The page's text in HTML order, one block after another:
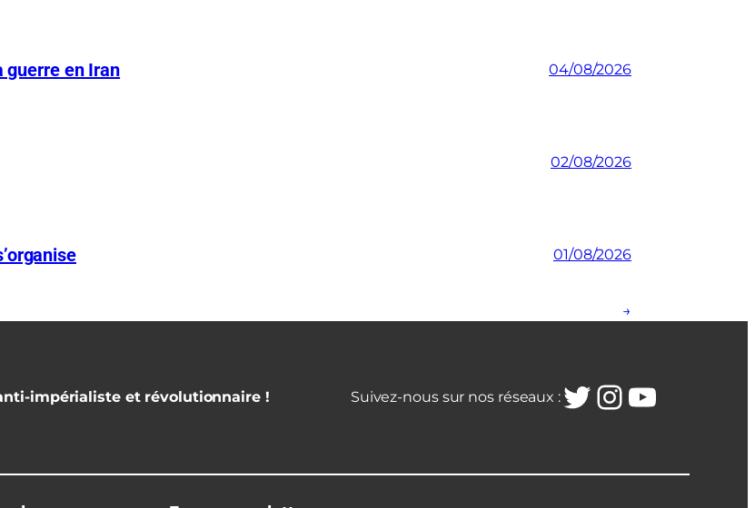
guerre en Iran 04/08/2026
02/08/2026
01/08/2026
→
impérialiste et révolutionnaire ! Suivez-nous sur nos réseaux :Twitter